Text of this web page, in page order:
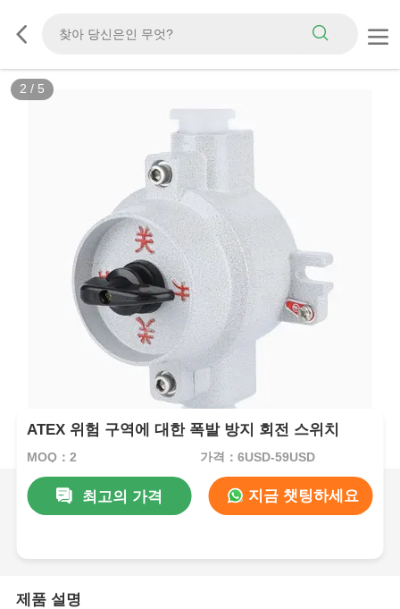
2 / 5
ATEX 위험 구역에 대한 폭발 방지 회전 스위치
MOQ：2 가격：6USD-59USD
최고의 가격 지금 챗팅하세요
제품 설명